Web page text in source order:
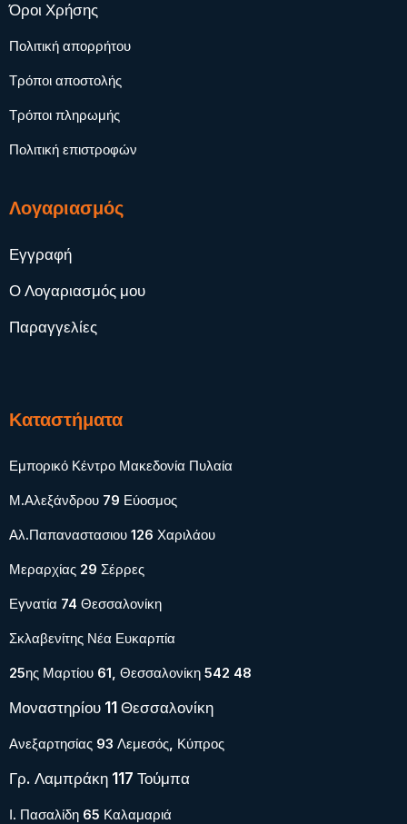
Όροι Χρήσης
Πολιτική απορρήτου
Τρόποι αποστολής
Τρόποι πληρωμής
Πολιτική επιστροφών
Λογαριασμός
Εγγραφή
Ο Λογαριασμός μου
Παραγγελίες
Καταστήματα
Εμπορικό Κέντρο Μακεδονία Πυλαία
Μ.Αλεξάνδρου 79 Εύοσμος
Αλ.Παπαναστασιου 126 Χαριλάου
Μεραρχίας 29 Σέρρες
Εγνατία 74 Θεσσαλονίκη
Σκλαβενίτης Νέα Ευκαρπία
25ης Μαρτίου 61, Θεσσαλονίκη 542 48
Μοναστηρίου 11 Θεσσαλονίκη
Ανεξαρτησίας 93 Λεμεσός, Κύπρος
Γρ. Λαμπράκη 117 Τούμπα
Ι. Πασαλίδη 65 Καλαμαριά